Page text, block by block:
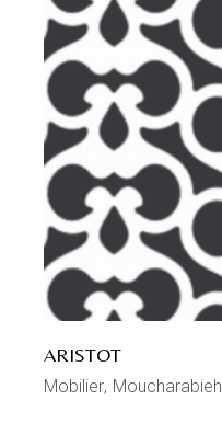
ARISTOT
Mobilier Moucharabieh